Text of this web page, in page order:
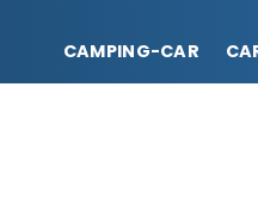
CAMPING-CAR